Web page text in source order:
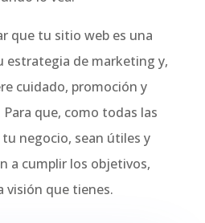
que tu sitio web es una
estrategia de marketing y,
cuidado, promoción y
que, como todas las
negocio, sean útiles y
a cumplir los objetivos,
visión que tienes.